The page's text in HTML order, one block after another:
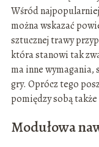
Wśród
można wskazać
sztucznej trawy
która stanowi tak
ma inne wymagania,
gry. Oprócz tego
pomiędzy sobą także
Modułowa